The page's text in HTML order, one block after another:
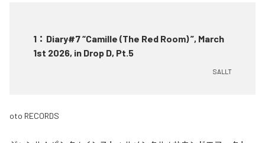
1 ： Diary#7 “Camille (The Red Room) ”, March
1st 2026, in Drop D, Pt.5
SALLT
oto RECORDS